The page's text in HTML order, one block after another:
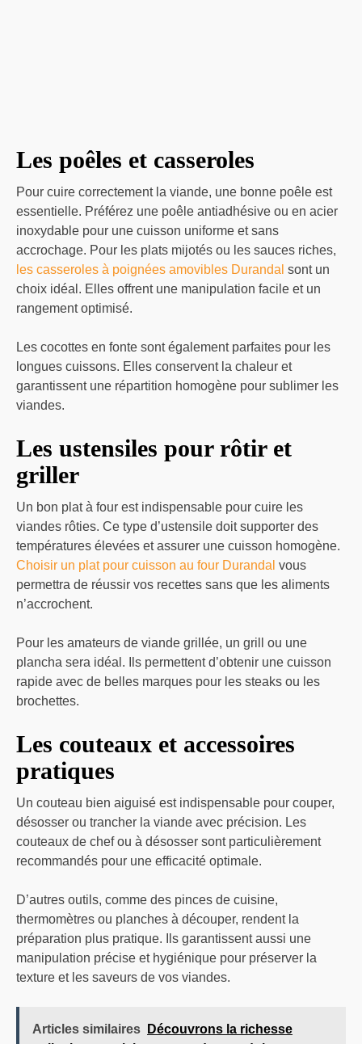
Les poêles et casseroles
Pour cuire correctement la viande, une bonne poêle est
essentielle. Préférez une poêle antiadhésive ou en acier
inoxydable pour une cuisson uniforme et sans
accrochage. Pour les plats mijotés ou les sauces riches,
les casseroles à poignées amovibles Durandal sont un
choix idéal. Elles offrent une manipulation facile et un
rangement optimisé.
Les cocottes en fonte sont également parfaites pour les
longues cuissons. Elles conservent la chaleur et
garantissent une répartition homogène pour sublimer les
viandes.
Les ustensiles pour rôtir et
griller
Un bon plat à four est indispensable pour cuire les
viandes rôties. Ce type d’ustensile doit supporter des
températures élevées et assurer une cuisson homogène.
Choisir un plat pour cuisson au four Durandal vous
permettra de réussir vos recettes sans que les aliments
n’accrochent.
Pour les amateurs de viande grillée, un grill ou une
plancha sera idéal. Ils permettent d’obtenir une cuisson
rapide avec de belles marques pour les steaks ou les
brochettes.
Les couteaux et accessoires
pratiques
Un couteau bien aiguisé est indispensable pour couper,
désosser ou trancher la viande avec précision. Les
couteaux de chef ou à désosser sont particulièrement
recommandés pour une efficacité optimale.
D’autres outils, comme des pinces de cuisine,
thermomètres ou planches à découper, rendent la
préparation plus pratique. Ils garantissent aussi une
manipulation précise et hygiénique pour préserver la
texture et les saveurs de vos viandes.
Articles similaires
Découvrons la richesse